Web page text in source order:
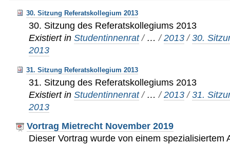
30. Sitzung Referatskollegium 2013
30. Sitzung des Referatskollegiums 2013
Existiert in Studentinnenrat / …/2013 /30.
2013
31. Sitzung Referatskollegium 2013
31. Sitzung des Referatskollegiums 2013
Existiert in Studentinnenrat / …/2013 /31.
2013
Vortrag Mietrecht November 2019
Dieser Vortrag wurde von einem spezialisiertem